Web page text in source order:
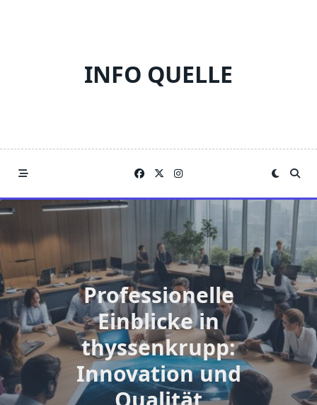
INFO QUELLE
Professionelle
Einblicke in
thyssenkrupp:
Innovation und